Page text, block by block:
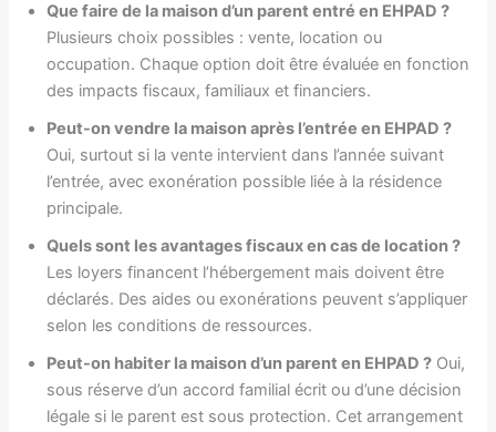
Que faire de la maison d’un parent entré en EHPAD ?
Plusieurs choix possibles : vente, location ou
occupation. Chaque option doit être évaluée en fonction
des impacts fiscaux, familiaux et financiers.
Peut-on vendre la maison après l’entrée en EHPAD ?
Oui, surtout si la vente intervient dans l’année suivant
l’entrée, avec exonération possible liée à la résidence
principale.
Quels sont les avantages fiscaux en cas de location ?
Les loyers financent l’hébergement mais doivent être
déclarés. Des aides ou exonérations peuvent s’appliquer
selon les conditions de ressources.
Peut-on habiter la maison d’un parent en EHPAD ? Oui,
sous réserve d’un accord familial écrit ou d’une décision
légale si le parent est sous protection. Cet arrangement